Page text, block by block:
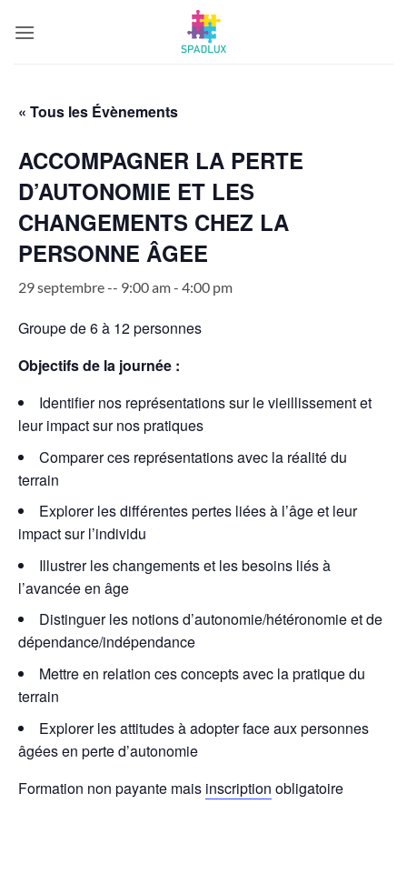
« Tous les Évènements
ACCOMPAGNER LA PERTE
D’AUTONOMIE ET LES
CHANGEMENTS CHEZ LA
PERSONNE ÂGEE
29 septembre -- 9:00 am- 4:00 pm
Groupe de 6 à 12 personnes
Objectifs de la journée :
Identifier nos représentations sur le vieillissement et
leur impact sur nos pratiques
Comparer ces représentations avec la réalité du
terrain
Explorer les différentes pertes liées à l’âge et leur
impact sur l’individu
Illustrer les changements et les besoins liés à
l’avancée en âge
Distinguer les notions d’autonomie/hétéronomie et de
dépendance/indépendance
Mettre en relation ces concepts avec la pratique du
terrain
Explorer les attitudes à adopter face aux personnes
âgées en perte d’autonomie
Formation non payante mais inscription obligatoire